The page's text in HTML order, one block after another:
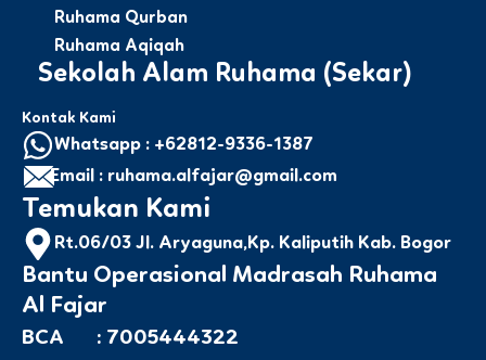
Ruhama Qurban
Ruhama Aqiqah
Sekolah Alam Ruhama (Sekar)
Kontak Kami
Whatsapp : +62812-9336-1387
Email : ruhama.alfajar@gmail.com
Temukan Kami
Rt.06/03 Jl. Aryaguna,Kp. Kaliputih Kab. Bogor
Bantu Operasional Madrasah Ruhama
Al Fajar
BCA : 7005444322